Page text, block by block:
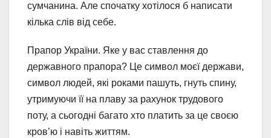
сумчанина. Але спочатку хотілося б написати
кілька слів від себе.
Прапор України. Яке у вас ставлення до
державного прапора? Це символ моєї держави,
символ людей, які роками пашуть, гнуть спину,
утримуючи її на плаву за рахунок трудового
поту, а сьогодні багато хто платить за це своєю
кров’ю і навіть життям.